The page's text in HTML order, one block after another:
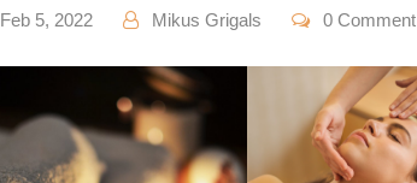
Feb 5, 2022 Mikus Grigals 0 Comment